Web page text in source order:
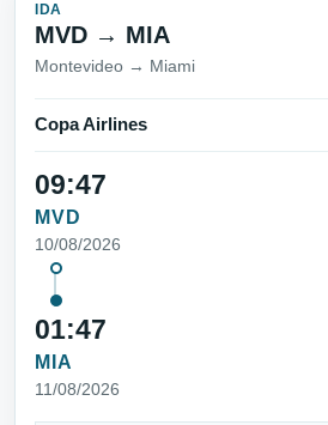
IDA
MVD → MIA
Montevideo → Miami
Copa Airlines
09:47
MVD
10/08/2026
01:47
MIA
11/08/2026